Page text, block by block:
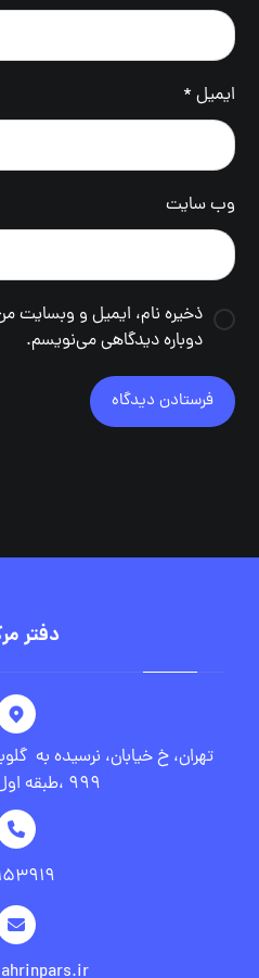
ایمیل *
وب‌ سایت
ذخیره نام، ایمیل و وبسایت
دوباره دیدگاهی می‌نویسم.
فرستادن دیدگاه
دفتر
۹۹۹ ،طبقه اول، واحد ۱۲